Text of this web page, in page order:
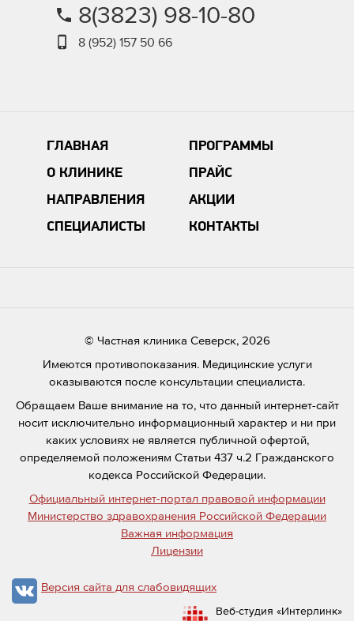
8(3823) 98-10-80
8 (952) 157 50 66
ГЛАВНАЯ
О КЛИНИКЕ
НАПРАВЛЕНИЯ
СПЕЦИАЛИСТЫ
ПРОГРАММЫ
ПРАЙС
АКЦИИ
КОНТАКТЫ
© Частная клиника Северск, 2026
Имеются противопоказания. Медицинские услуги
оказываются после консультации специалиста.
Обращаем Ваше внимание на то, что данный интернет-сайт
носит исключительно информационный характер и ни при
каких условиях не является публичной офертой,
определяемой положениям Статьи 437 ч.2 Гражданского
кодекса Российской Федерации.
Официальный интернет-портал правовой информации
Министерство здравохранения Российской Федерации
Важная информация
Лицензии
Версия сайта для слабовидящих
Веб-студия «Интерлинк»